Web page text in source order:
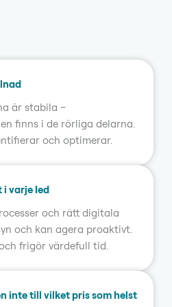
är stabila –
finns i de rörliga delarna.
och optimerar.
varje led
och rätt digitala
och kan agera proaktivt.
frigör värdefull tid.
inte till vilket pris som helst